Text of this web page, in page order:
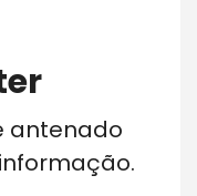
antenado